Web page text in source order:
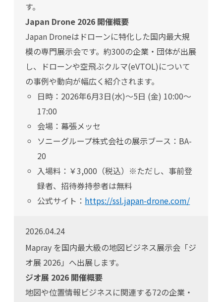
す。
Japan Drone 2026 開催概要
Japan Droneはドローンに特化した国内最大規
模の専門展示会です。約300の企業・団体が出展
し、ドローンや空飛ぶクルマ(eVTOL)について
の事例や動向が幅広く紹介されます。
日時：2026年6月3日(水)〜5日 (金) 10:00〜
17:00
会場：幕張メッセ
ソニーグループ株式会社の展示ブース：BA-
20
入場料：￥3,000（税込）※ただし、事前登
録者、招待券持参者は無料
公式サイト： https://ssl.japan-drone.com/
2026.04.24
Mapray を国内最大級の地図ビジネス展示会「ジ
オ展 2026」へ出展します。
ジオ展 2026 開催概要
地図や位置情報ビジネスに関連する72の企業・